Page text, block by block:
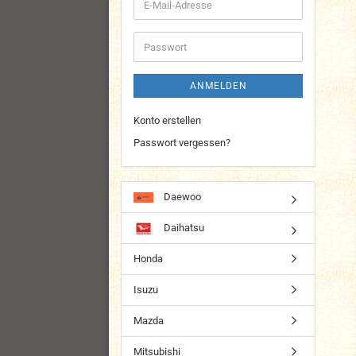
E-
Mail-
Adresse
Passwort
ANMELDEN
Konto erstellen
Passwort vergessen?
Daewoo
Daihatsu
Honda
Isuzu
Mazda
Mitsubishi